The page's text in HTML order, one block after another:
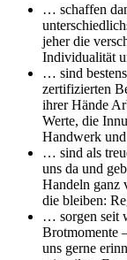
… schaffen
jeher die
Individualität
… sind
zertifizierten
ihrer Hände
Werte, die
Handwerk
… sind als
uns da und
Handeln ganz
die bleiben:
… sorgen seit
Brotmomente
uns gerne